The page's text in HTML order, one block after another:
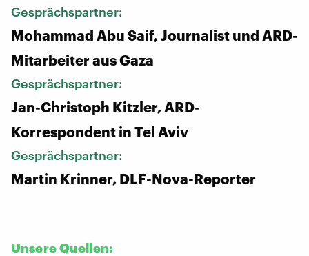
Gesprächspartner:
Mohammad Abu Saif, Journalist und ARD-
Mitarbeiter aus Gaza
Gesprächspartner:
Jan-Christoph Kitzler, ARD-
Korrespondent in Tel Aviv
Gesprächspartner:
Martin Krinner, DLF-Nova-Reporter
Unsere Quellen: